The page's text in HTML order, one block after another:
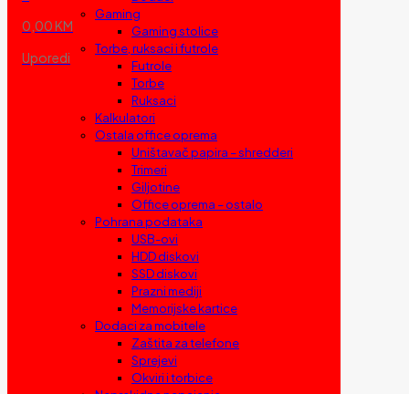
0,00 KM
Uporedi
Gaming
Gaming stolice
Torbe, ruksaci i futrole
Futrole
Torbe
Ruksaci
Kalkulatori
Ostala office oprema
Uništavač papira – shredderi
Trimeri
Giljotine
Office oprema – ostalo
Pohrana podataka
USB-ovi
HDD diskovi
SSD diskovi
Prazni mediji
Memorijske kartice
Dodaci za mobitele
Zaštita za telefone
Sprejevi
Okviri i torbice